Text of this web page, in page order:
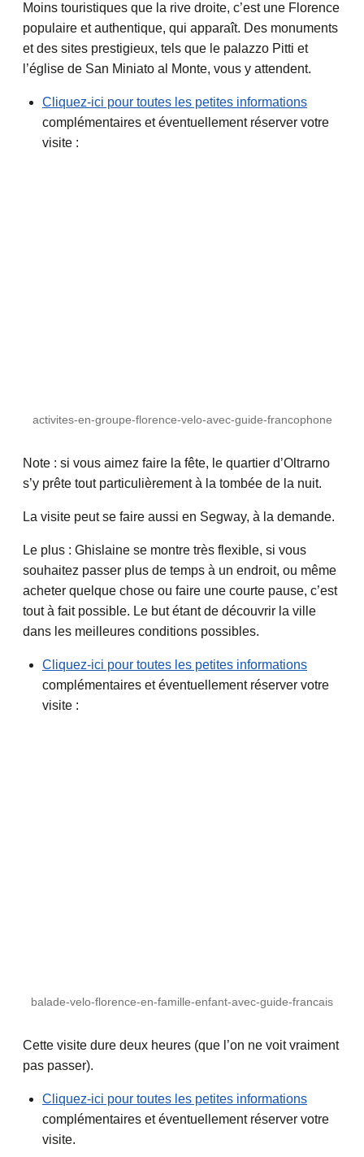
Moins touristiques que la rive droite, c’est une Florence
populaire et authentique, qui apparaît. Des monuments
et des sites prestigieux, tels que le palazzo Pitti et
l’église de San Miniato al Monte, vous y attendent.
Cliquez-ici pour toutes les petites informations
complémentaires et éventuellement réserver votre
visite :
activites-en-groupe-florence-velo-avec-guide-francophone
Note : si vous aimez faire la fête, le quartier d’Oltrarno
s’y prête tout particulièrement à la tombée de la nuit.
La visite peut se faire aussi en Segway, à la demande.
Le plus : Ghislaine se montre très flexible, si vous
souhaitez passer plus de temps à un endroit, ou même
acheter quelque chose ou faire une courte pause, c’est
tout à fait possible. Le but étant de découvrir la ville
dans les meilleures conditions possibles.
Cliquez-ici pour toutes les petites informations
complémentaires et éventuellement réserver votre
visite :
balade-velo-florence-en-famille-enfant-avec-guide-francais
Cette visite dure deux heures (que l’on ne voit vraiment
pas passer).
Cliquez-ici pour toutes les petites informations
complémentaires et éventuellement réserver votre
visite.